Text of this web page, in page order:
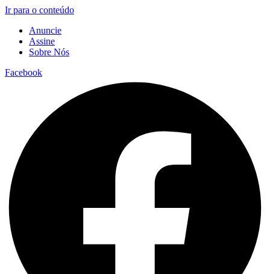
Ir para o conteúdo
Anuncie
Assine
Sobre Nós
Facebook